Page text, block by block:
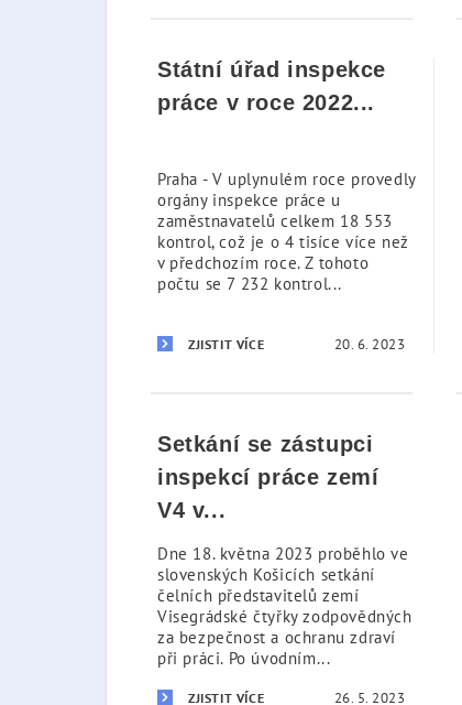
Státní úřad inspekce
práce v roce 2022...
Praha - V uplynulém roce provedly
orgány inspekce práce u
zaměstnavatelů celkem 18 553
kontrol, což je o 4 tisíce více než
v předchozím roce. Z tohoto
počtu se 7 232 kontrol...
ZJISTIT VÍCE 20. 6. 2023
Setkání se zástupci
inspekcí práce zemí
V4 v...
Dne 18. května 2023 proběhlo ve
slovenských Košicích setkání
čelních představitelů zemí
Visegrádské čtyřky zodpovědných
za bezpečnost a ochranu zdraví
při práci. Po úvodním...
ZJISTIT VÍCE 26. 5. 2023